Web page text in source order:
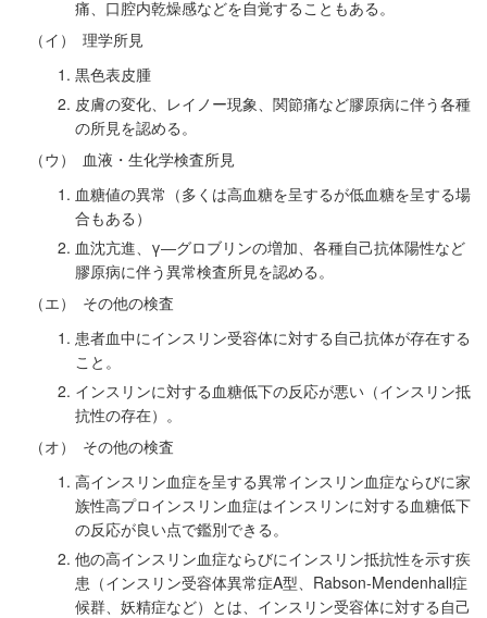
痛、口腔内乾燥感などを自覚することもある。
（イ）
理学所見
黒色表皮腫
皮膚の変化、レイノー現象、関節痛など膠原病に伴う各種
の所見を認める。
（ウ）
血液・生化学検査所見
血糖値の異常（多くは高血糖を呈するが低血糖を呈する場
合もある）
血沈亢進、γ―グロブリンの増加、各種自己抗体陽性など
膠原病に伴う異常検査所見を認める。
（エ）
その他の検査
患者血中にインスリン受容体に対する自己抗体が存在する
こと。
インスリンに対する血糖低下の反応が悪い（インスリン抵
抗性の存在）。
（オ）
その他の検査
高インスリン血症を呈する異常インスリン血症ならびに家
族性高プロインスリン血症はインスリンに対する血糖低下
の反応が良い点で鑑別できる。
他の高インスリン血症ならびにインスリン抵抗性を示す疾
患（インスリン受容体異常症A型、Rabson-Mendenhall症
候群、妖精症など）とは、インスリン受容体に対する自己